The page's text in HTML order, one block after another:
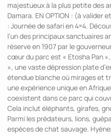
majestueux à la plus petite des
Damara. EN OPTION : (à valider
: Journée de safari en 4×4.
l’un des principaux sanctuaires
réserve en 1907 par le
cœur du parc est « Etosha Pan
», une vaste dépression plate
étendue blanche où mirages et
une expérience unique en
coexistent dans ce parc qui
Cela inclut éléphants, girafes,
Parmi les prédateurs, lions,
espèces de chat sauvage.